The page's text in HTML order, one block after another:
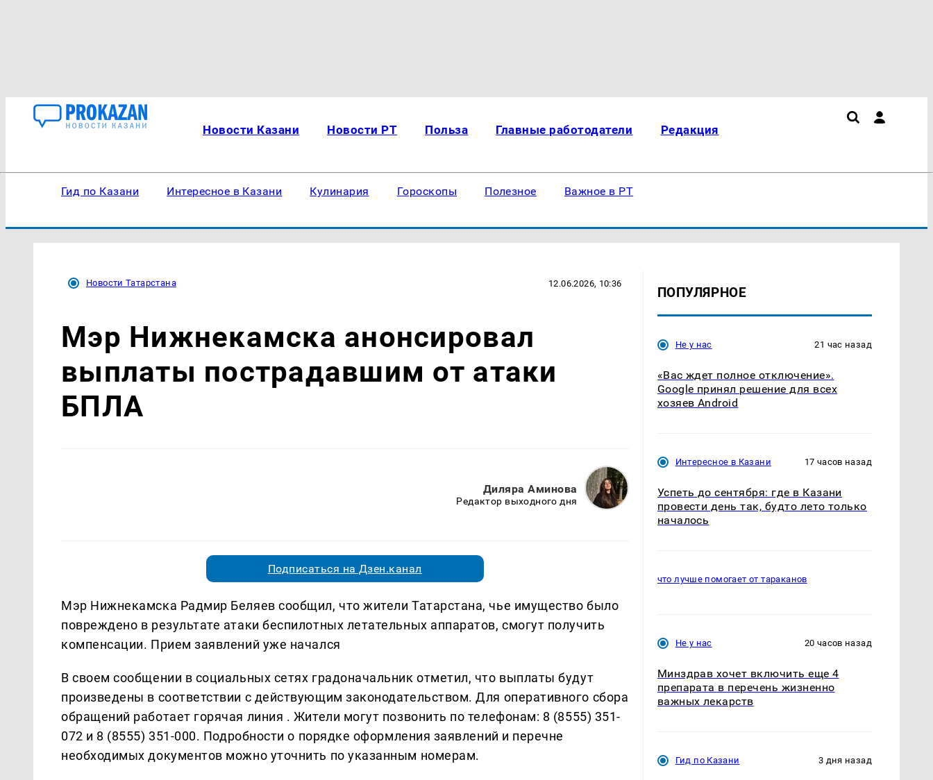
Новости Казани Новости РТ Польза Главные работодатели Редакция
Гид по Казани Интересное в Казани Кулинария Гороскопы Полезное Важное в РТ
Новости Татарстана 12.06.2026, 10:36
Мэр Нижнекамска анонсировал
выплаты пострадавшим от атаки
БПЛА
Диляра Аминова
Редактор выходного дня
Подписаться на Дзен.канал
Мэр Нижнекамска Радмир Беляев сообщил, что жители Татарстана, чье имущество было
повреждено в результате атаки беспилотных летательных аппаратов, смогут получить
компенсации. Прием заявлений уже начался
В своем сообщении в социальных сетях градоначальник отметил, что выплаты будут
произведены в соответствии с действующим законодательством. Для оперативного сбора
обращений работает горячая линия . Жители могут позвонить по телефонам: 8 (8555) 351-
072 и 8 (8555) 351-000. Подробности о порядке оформления заявлений и перечне
необходимых документов можно уточнить по указанным номерам.
ПОПУЛЯРНОЕ
Не у нас 21 час назад
«Вас ждет полное отключение».
Google принял решение для всех
хозяев Android
Интересное в Казани 17 часов назад
Успеть до сентября: где в Казани
провести день так, будто лето только
началось
что лучше помогает от тараканов
Не у нас 20 часов назад
Минздрав хочет включить еще 4
препарата в перечень жизненно
важных лекарств
Гид по Казани 3 дня назад